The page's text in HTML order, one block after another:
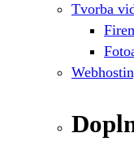
Tvorba